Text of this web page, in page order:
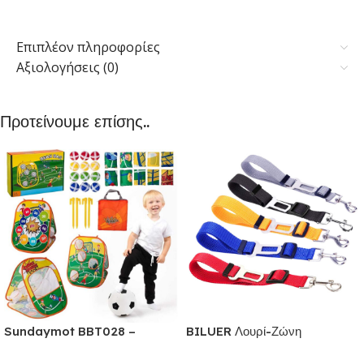
Επιπλέον πληροφορίες
Αξιολογήσεις (0)
Προτείνουμε επίσης..
Sundaymot BBT028 –
BILUER Λουρί-Ζώνη